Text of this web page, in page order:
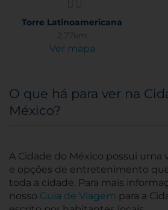
Torre Latinoamericana
2.77km
Ver mapa
O que há para ver na
México?
A Cidade do México possui uma
e opções de entretenimento
toda a cidade. Para mais
nosso Guia de Viagem para a